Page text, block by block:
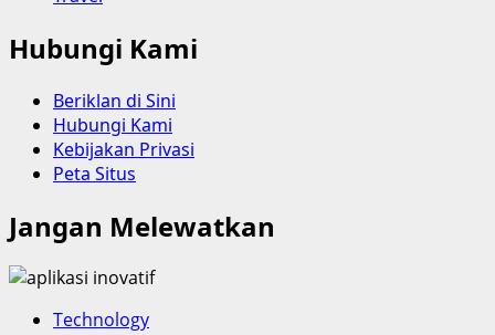
Hubungi Kami
Beriklan di Sini
Hubungi Kami
Kebijakan Privasi
Peta Situs
Jangan Melewatkan
Technology